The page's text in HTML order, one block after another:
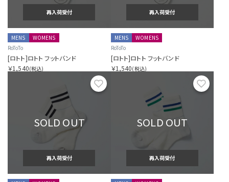
再入荷受付
MENS
WOMENS
RoToTo
[ロトト]ロトト フットバンド
￥1,540(税込)
再入荷受付
MENS
WOMENS
RoToTo
[ロトト]ロトト フットバンド
￥1,540(税込)
お気に入り
SOLD OUT
再入荷受付
SOLD OUT
再入荷受付